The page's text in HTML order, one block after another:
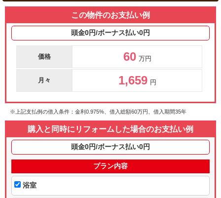
この物件のお支払い例
頭金0円/ボーナス払い0円
価格 60 万円
月々 1,659 円
※上記支払例の借入条件：金利0.975%、借入総額60万円、借入期間35年
購入と同時にリフォームした場合のお支払い例
頭金0円/ボーナス払い0円
プラン内容
浴室